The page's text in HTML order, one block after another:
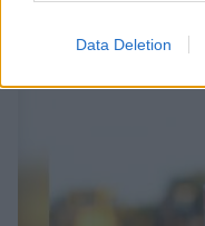
Data Deletion